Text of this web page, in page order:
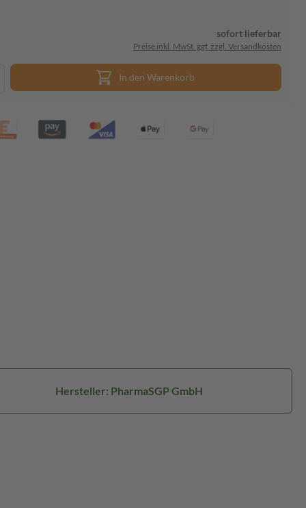
sofort lieferbar
Preise inkl. MwSt. ggf. zzgl. Versandkosten
In den Warenkorb
Hersteller: PharmaSGP GmbH